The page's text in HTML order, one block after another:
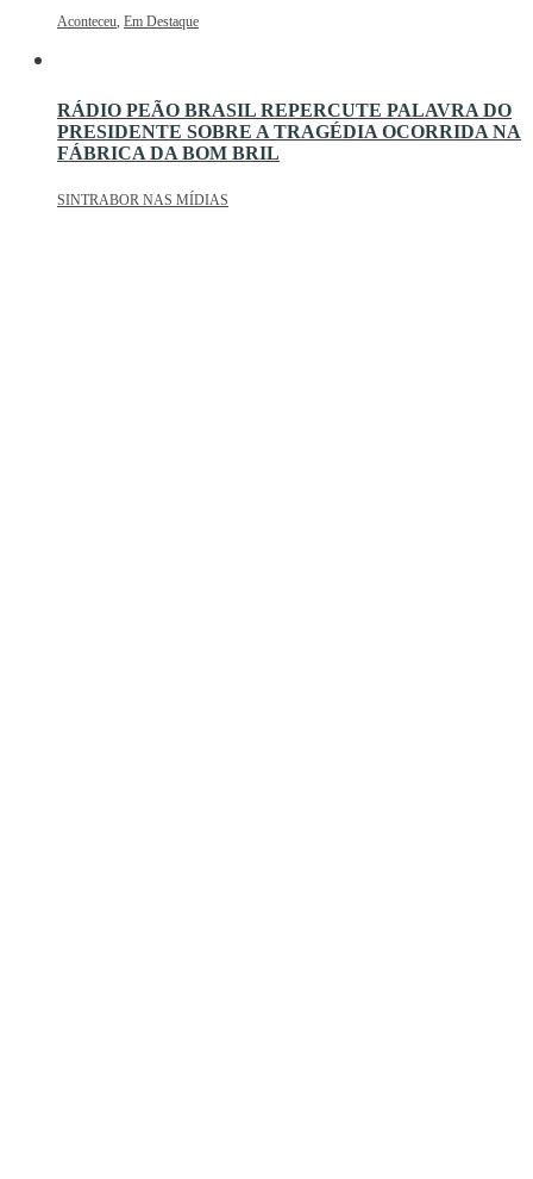
Aconteceu, Em Destaque
RÁDIO PEÃO BRASIL REPERCUTE PALAVRA DO
PRESIDENTE SOBRE A TRAGÉDIA OCORRIDA NA
FÁBRICA DA BOM BRIL
SINTRABOR NAS MÍDIAS